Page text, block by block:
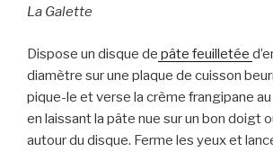
La Galette
Dispose un disque de pâte feuilletée
diamètre sur une plaque de cuisson
pique-le et verse la crème frangipane
en laissant la pâte nue sur un bon doigt
autour du disque. Ferme les yeux et